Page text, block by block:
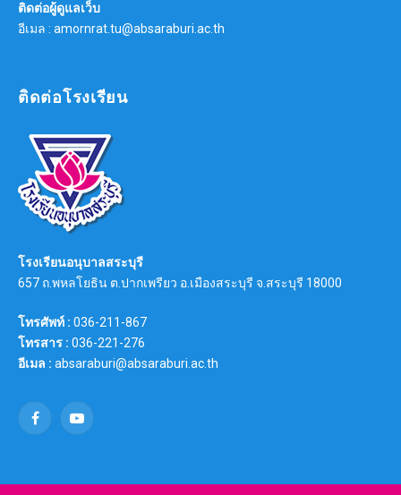
ติดต่อผู้ดูแลเว็บ
อีเมล : amornrat.tu@absaraburi.ac.th
ติดต่อโรงเรียน
โรงเรียนอนุบาลสระบุรี
657 ถ.พหลโยธิน ต.ปากเพรียว อ.เมืองสระบุรี จ.สระบุรี 18000
โทรศัพท์ : 036-211-867
โทรสาร : 036-221-276
อีเมล : absaraburi@absaraburi.ac.th
FacebookYouTube